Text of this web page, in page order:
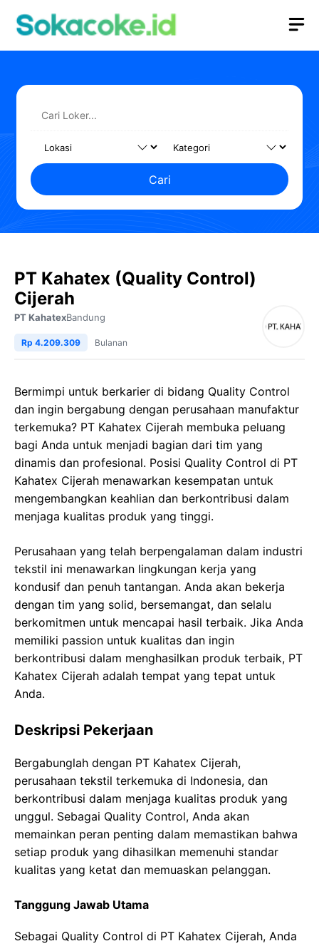
Cari
PT Kahatex (Quality Control)
Cijerah
PT KahatexBandung
Rp 4.209.309 Bulanan
Bermimpi untuk berkarier di bidang Quality Control
dan ingin bergabung dengan perusahaan manufaktur
terkemuka? PT Kahatex Cijerah membuka peluang
bagi Anda untuk menjadi bagian dari tim yang
dinamis dan profesional. Posisi Quality Control di PT
Kahatex Cijerah menawarkan kesempatan untuk
mengembangkan keahlian dan berkontribusi dalam
menjaga kualitas produk yang tinggi.
Perusahaan yang telah berpengalaman dalam industri
tekstil ini menawarkan lingkungan kerja yang
kondusif dan penuh tantangan. Anda akan bekerja
dengan tim yang solid, bersemangat, dan selalu
berkomitmen untuk mencapai hasil terbaik. Jika Anda
memiliki passion untuk kualitas dan ingin
berkontribusi dalam menghasilkan produk terbaik, PT
Kahatex Cijerah adalah tempat yang tepat untuk
Anda.
Deskripsi Pekerjaan
Bergabunglah dengan PT Kahatex Cijerah,
perusahaan tekstil terkemuka di Indonesia, dan
berkontribusi dalam menjaga kualitas produk yang
unggul. Sebagai Quality Control, Anda akan
memainkan peran penting dalam memastikan bahwa
setiap produk yang dihasilkan memenuhi standar
kualitas yang ketat dan memuaskan pelanggan.
Tanggung Jawab Utama
Sebagai Quality Control di PT Kahatex Cijerah, Anda